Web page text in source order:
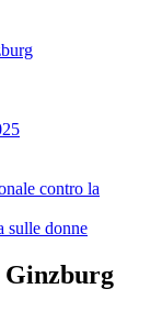
contro la
sulle donne
Ginzburg